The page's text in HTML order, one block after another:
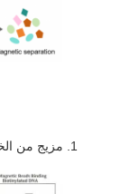
اطلب اقتباس
1. مزيج من الخرز المغناطيسي SA مع بروابط مختلفة بيوتينيلاتيد